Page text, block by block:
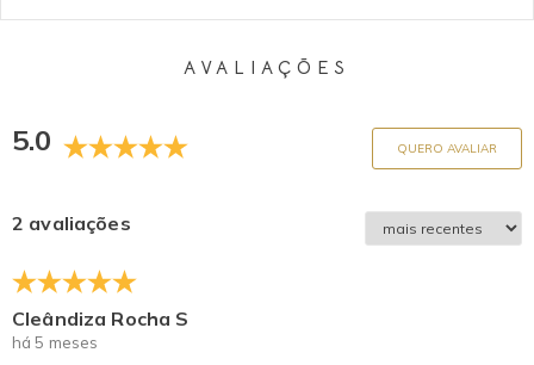
AVALIAÇÕES
5.0 QUERO AVALIAR
2 avaliações
Cleândiza Rocha S
há 5 meses